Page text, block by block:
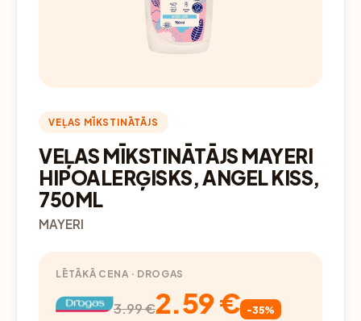
VEĻAS MĪKSTINĀTĀJS
VEĻAS MĪKSTINĀTĀJS MAYERI
HIPOALERĢISKS, ANGEL KISS,
750ML
MAYERI
LĒTĀKĀ CENA · DROGAS
3.99 €2.59 € -35%